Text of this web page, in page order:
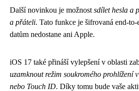
Další novinkou je možnost sdílet hesla a
a přáteli. Tato funkce je šifrovaná end-
datům nedostane ani Apple.
iOS 17 také přináší vylepšení v oblasti
uzamknout režim soukromého prohlížení
nebo Touch ID. Díky tomu bude vaše